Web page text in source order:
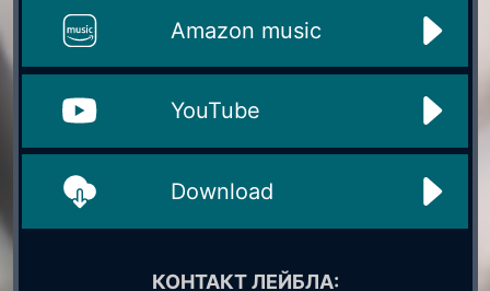
Amazon music
YouTube
Download
КОНТАКТ ЛЕЙБЛА: